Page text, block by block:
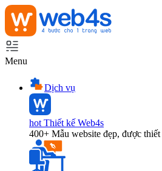
Menu
Dịch vụ
hot Thiết kế Web4s
400+ Mẫu website đẹp, được